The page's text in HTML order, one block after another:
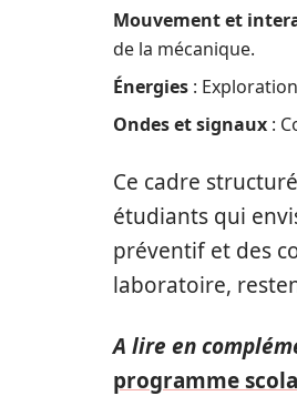
Mouvement et
de la mécanique.
Énergies :
Ondes et signaux :
Ce cadre
étudiants qui
préventif et des
laboratoire,
A lire en
programme